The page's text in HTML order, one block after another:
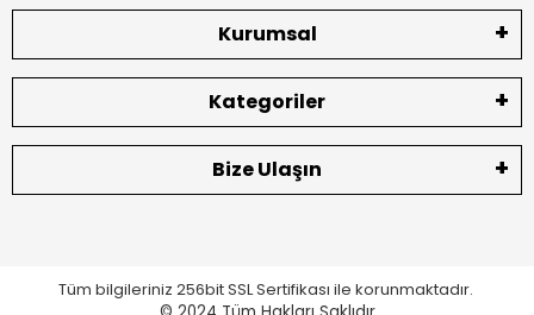
Kurumsal
Kategoriler
Bize Ulaşın
Tüm bilgileriniz 256bit SSL Sertifikası ile korunmaktadır.